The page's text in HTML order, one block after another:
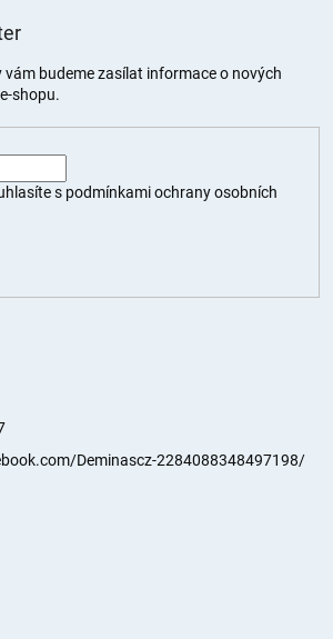
vám budeme zasílat informace o nových
shopu.
s podmínkami ochrany osobních
Deminascz-2284088348497198/